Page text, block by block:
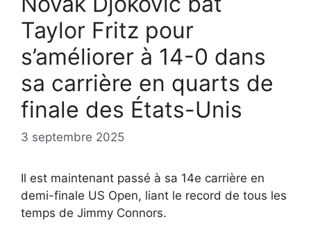
Taylor Fritz pour
s’améliorer à 14-0 dans
sa carrière en quarts de
finale des États-Unis
3 septembre 2025
Il est maintenant passé à sa 14e carrière en
demi-finale US Open, liant le record de tous les
temps de Jimmy Connors.